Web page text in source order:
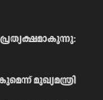
മുഖ്യമന്ത്രി